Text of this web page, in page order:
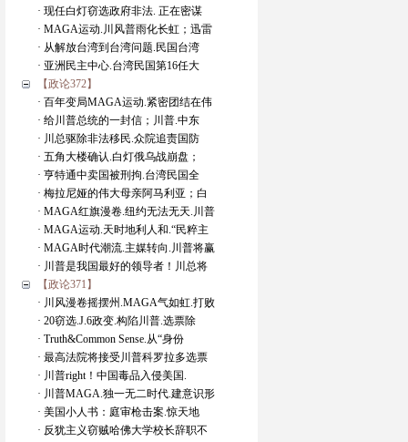
· 现任白灯窃选政府非法. 正在密谋
· MAGA运动.川风普雨化长虹；迅雷
· 从解放台湾到台湾问题.民国台湾
· 亚洲民主中心.台湾民国第16任大
【政论372】
· 百年变局MAGA运动.紧密团结在伟
· 给川普总统的一封信；川普.中东
· 川总驱除非法移民.众院追责国防
· 五角大楼确认.白灯俄乌战崩盘；
· 亨特通中卖国被刑拘.台湾民国全
· 梅拉尼娅的伟大母亲阿马利亚；白
· MAGA红旗漫卷.纽约无法无天.川普
· MAGA运动.天时地利人和.“民粹主
· MAGA时代潮流.主媒转向.川普将赢
· 川普是我国最好的领导者！川总将
【政论371】
· 川风漫卷摇摆州.MAGA气如虹.打败
· 20窃选.J.6政变.构陷川普.选票除
· Truth&Common Sense.从“身份
· 最高法院将接受川普科罗拉多选票
· 川普right！中国毒品入侵美国.
· 川普MAGA.独一无二时代.建意识形
· 美国小人书：庭审枪击案.惊天地
· 反犹主义窃贼哈佛大学校长辞职不